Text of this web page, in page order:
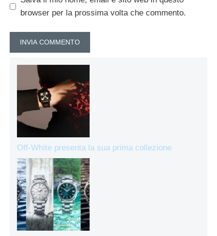
browser per la prossima volta che commento.
Off-White presenta la sua prima collezione